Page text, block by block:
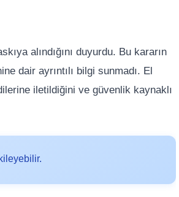
alındığını duyurdu. Bu kararın
dair ayrıntılı bilgi sunmadı. El
iletildiğini ve güvenlik kaynaklı